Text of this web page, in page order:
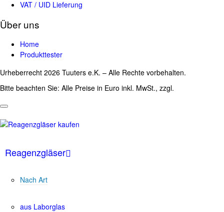
VAT / UID Lieferung
Über uns
Home
Produkttester
Urheberrecht 2026 Tuuters e.K. – Alle Rechte vorbehalten.
Bitte beachten Sie: Alle Preise in Euro inkl. MwSt., zzgl.
Reagenzgläser
Nach Art
aus Laborglas